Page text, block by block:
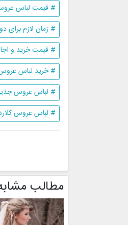
# قیمت لباس
# زمان لازم
# قیمت خرید و
# خرید لباس
# لباس عروس
# لباس عروس
مطالب